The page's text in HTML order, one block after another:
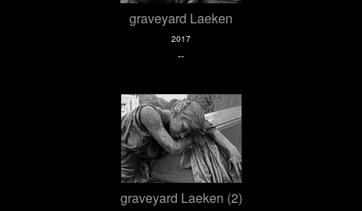
graveyard Laeken
2017
--
graveyard Laeken (2)